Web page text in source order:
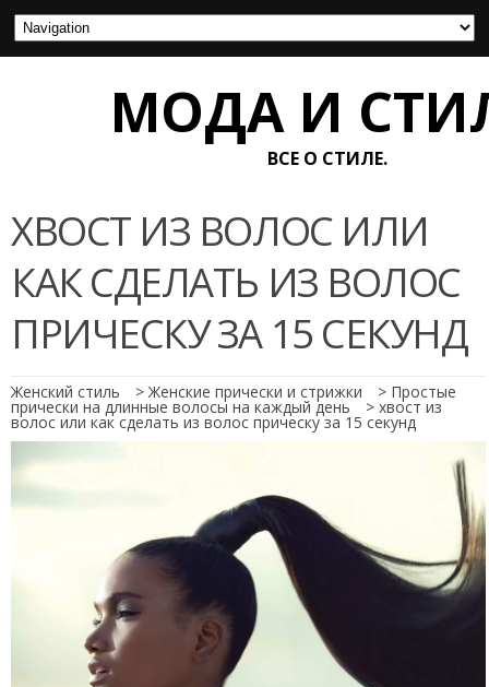
МОДА И
ВСЕ О СТИЛЕ.
ХВОСТ ИЗ ВОЛОС ИЛИ
КАК СДЕЛАТЬ ИЗ ВОЛОС
ПРИЧЕСКУ ЗА 15 СЕКУНД
Женский стиль >Женские прически и стрижки > Простые
прически на длинные волосы на каждый день > хвост из
волос или как сделать из волос прическу за 15 секунд